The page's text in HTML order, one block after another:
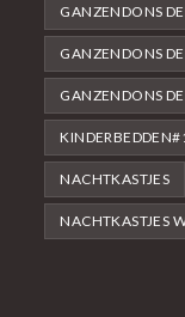
GANZENDONS
GANZENDONS
GANZENDONS
NACHTKASTJES
NACHTKASTJES